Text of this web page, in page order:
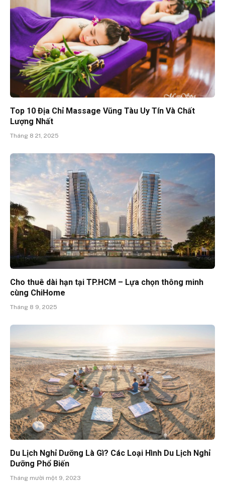
Top 10 Địa Chỉ Massage Vũng Tàu Uy Tín Và Chất
Lượng Nhất
Tháng 8 21, 2025
Cho thuê dài hạn tại TP.HCM – Lựa chọn thông minh
cùng ChiHome
Tháng 8 9, 2025
Du Lịch Nghỉ Dưỡng Là Gì? Các Loại Hình Du Lịch Nghỉ
Dưỡng Phổ Biến
Tháng mười một 9, 2023